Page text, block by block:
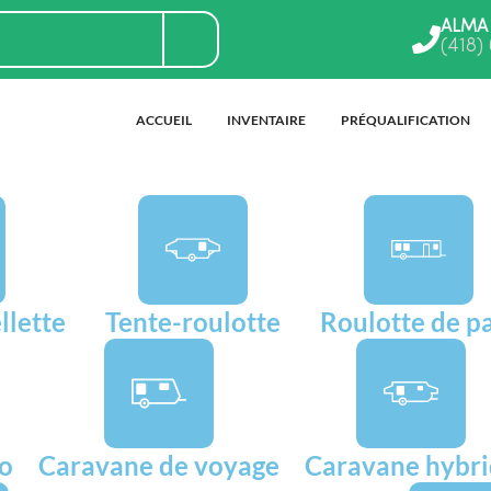
ALMA
(418)
ACCUEIL INVENTAIRE PRÉQUALIFICATION
Tente-roulotte Roulotte de
Caravane de voyage Caravane